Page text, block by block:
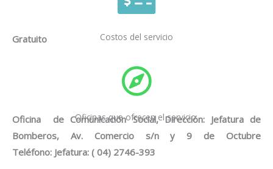
Costos del servicio
Gratuito
Oficinas que ofrecen el servicio.
Oficina de Comunicación Social, Dirección: Jefatura de
Bomberos, Av. Comercio s/n y 9 de Octubre
Teléfono: Jefatura: ( 04) 2746-393